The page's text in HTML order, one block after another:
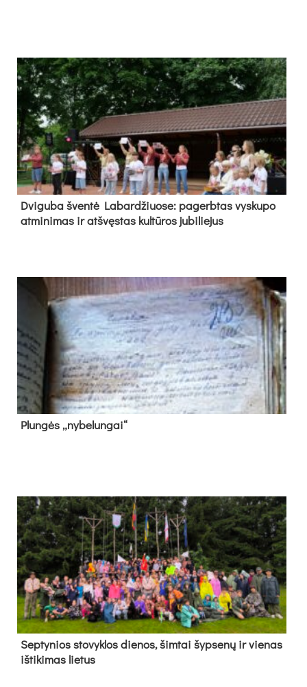
Dvi­gu­ba šven­tė La­bar­džiuo­se: pa­gerb­tas vys­ku­po
at­mi­ni­mas ir at­švęs­tas kul­tū­ros ju­bi­lie­jus
Plun­gės „ny­be­lun­gai“
Sep­ty­nios sto­vyk­los die­nos, šim­tai šyp­se­nų ir vie­nas
iš­ti­ki­mas lie­tus